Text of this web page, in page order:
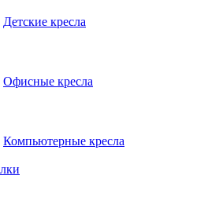
Детские кресла
Офисные кресла
Компьютерные кресла